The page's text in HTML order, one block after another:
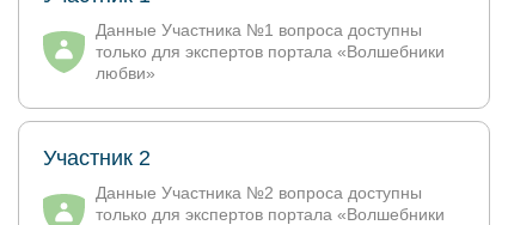
Данные Участника №1 вопроса доступны
только для экспертов портала «Волшебники
любви»
Участник 2
Данные Участника №2 вопроса доступны
только для экспертов портала «Волшебники